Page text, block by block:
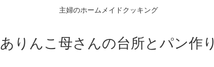
主婦のホームメイドクッキング
ありんこ母さんの台所とパン作り